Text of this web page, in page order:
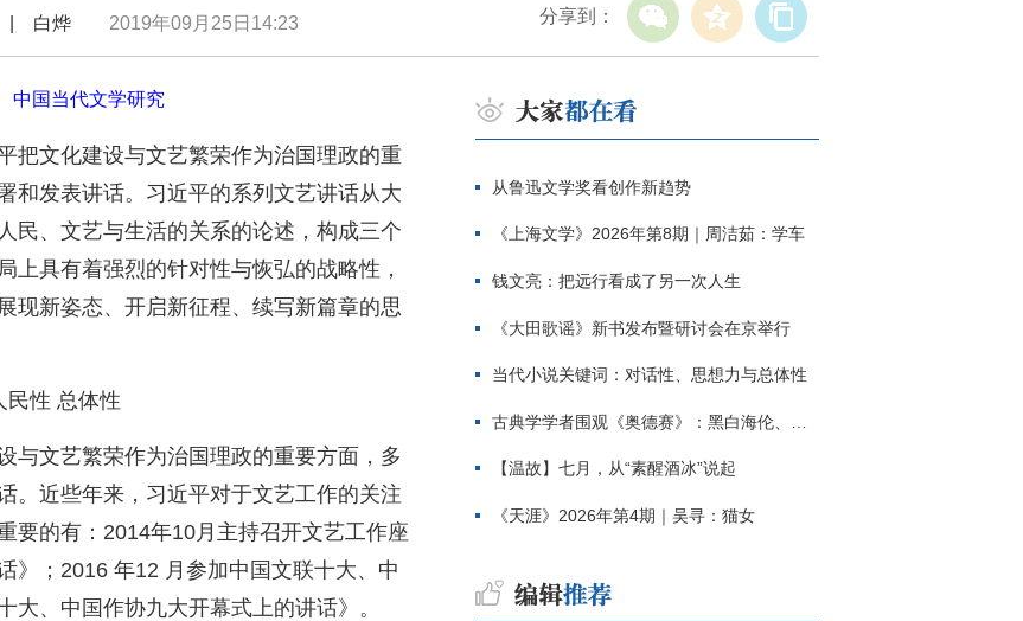
分享到：
期 | 白烨 2019年09月25日14:23
中国当代文学研究
把文化建设与文艺繁荣作为治国理政的重
和发表讲话。习近平的系列文艺讲话从大
民、文艺与生活的关系的论述，构成三个
上具有着强烈的针对性与恢弘的战略性，
现新姿态、开启新征程、续写新篇章的思
民性 总体性
与文艺繁荣作为治国理政的重要方面，多
。近些年来，习近平对于文艺工作的关注
要的有：2014年10月主持召开文艺工作座
》；2016 年12 月参加中国文联十大、中
大、中国作协九大开幕式上的讲话》。
从鲁迅文学奖看创作新趋势
《上海文学》2026年第8期｜周洁茹：学车
钱文亮：把远行看成了另一次人生
《大田歌谣》新书发布暨研讨会在京举行
当代小说关键词：对话性、思想力与总体性
古典学学者围观《奥德赛》：黑白海伦、佩涅罗佩的别针与神秘入侵者
【温故】七月，从“素醒酒冰”说起
《天涯》2026年第4期｜吴寻：猫女